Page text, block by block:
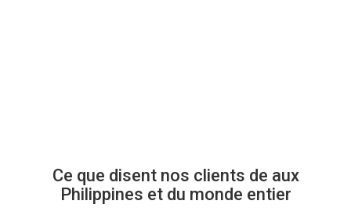
Ce que disent nos clients de aux
Philippines et du monde entier